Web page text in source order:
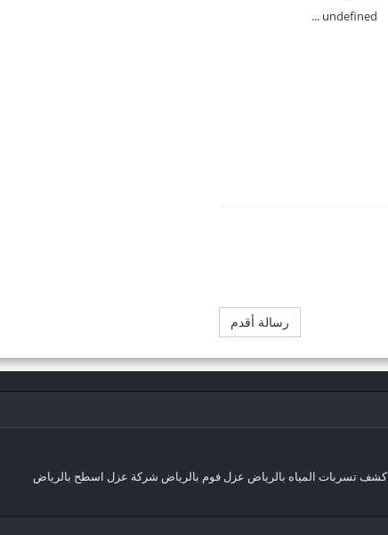
undefined ...
رسالة أقدم
كشف تسربات المياه بالرياض عزل فوم بالرياض شركة عزل اسطح بالرياض